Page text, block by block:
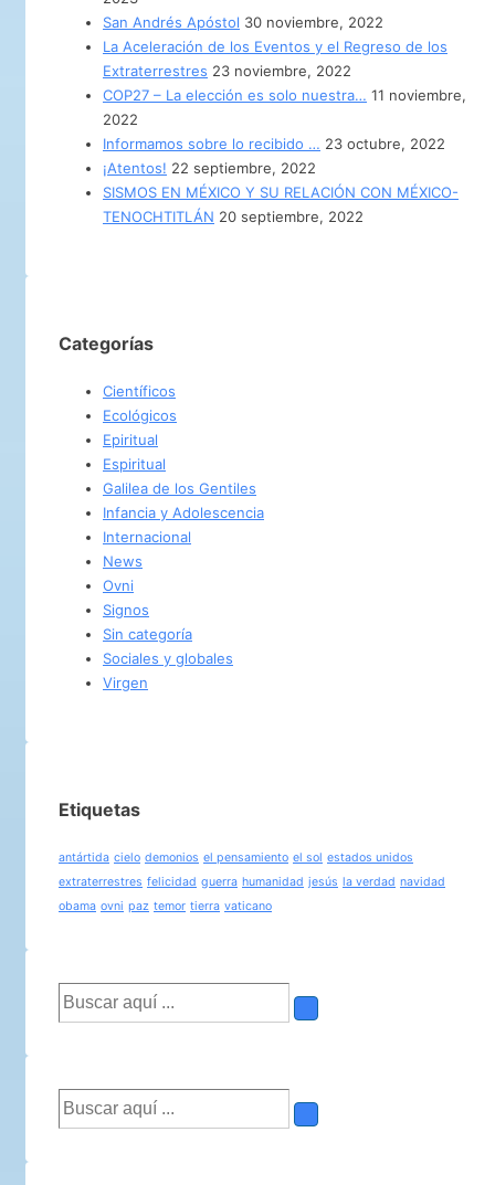
San Andrés Apóstol 30 noviembre, 2022
La Aceleración de los Eventos y el Regreso de los
Extraterrestres 23 noviembre, 2022
COP27 – La elección es solo nuestra… 11 noviembre,
2022
Informamos sobre lo recibido … 23 octubre, 2022
¡Atentos! 22 septiembre, 2022
SISMOS EN MÉXICO Y SU RELACIÓN CON MÉXICO-
TENOCHTITLÁN 20 septiembre, 2022
Categorías
Científicos
Ecológicos
Epiritual
Espiritual
Galilea de los Gentiles
Infancia y Adolescencia
Internacional
News
Ovni
Signos
Sin categoría
Sociales y globales
Virgen
Etiquetas
antártida cielo demonios el pensamiento el sol estados unidos
extraterrestres felicidad guerra humanidad jesús la verdad navidad
obama ovni paz temor tierra vaticano
Buscar
por:
Buscar
por: